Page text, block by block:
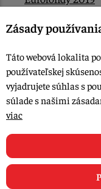
Eurofondy 2022/
Kontakt
© 2015-2026, LIANA
Upraviť nastavenia
Zásady
Táto webová lokalita
používateľskej
vyjadrujete súhlas s
súlade s našimi
viac